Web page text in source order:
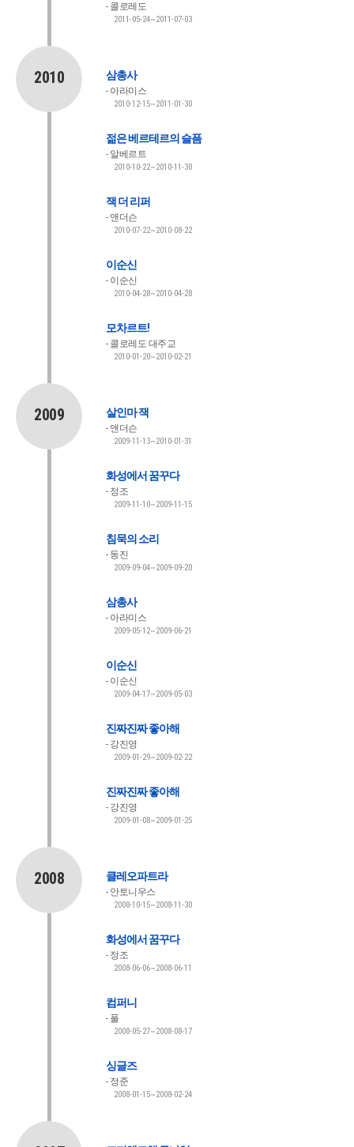
콜로레도
2011-05-24~2011-07-03
2010 삼총사
아라미스
2010-12-15~2011-01-30
젊은 베르테르의 슬픔
알베르트
2010-10-22~2010-11-30
잭 더 리퍼
앤더슨
2010-07-22~2010-08-22
이순신
이순신
2010-04-28~2010-04-28
모차르트!
콜로레도 대주교
2010-01-20~2010-02-21
2009 살인마 잭
앤더슨
2009-11-13~2010-01-31
화성에서 꿈꾸다
정조
2009-11-10~2009-11-15
침묵의 소리
동진
2009-09-04~2009-09-20
삼총사
아라미스
2009-05-12~2009-06-21
이순신
이순신
2009-04-17~2009-05-03
진짜진짜 좋아해
강진영
2009-01-29~2009-02-22
진짜진짜 좋아해
강진영
2009-01-08~2009-01-25
2008 클레오파트라
안토니우스
2008-10-15~2008-11-30
화성에서 꿈꾸다
정조
2008-06-06~2008-06-11
컴퍼니
폴
2008-05-27~2008-08-17
싱글즈
정준
2008-01-15~2008-02-24